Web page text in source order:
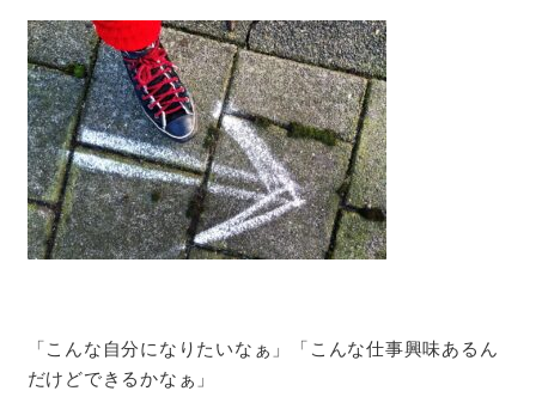
「こんな自分になりたいなぁ」「こんな仕事興味あるん
だけどできるかなぁ」